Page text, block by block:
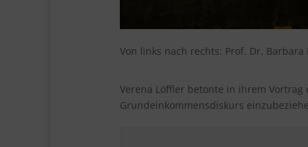
Von links nach rechts: Prof. Dr.
Verena Löffler betonte in ihrem
Grundeinkommensdiskurs